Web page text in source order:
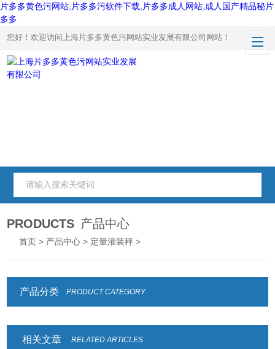
片多多黄色污网站,片多多污软件下载,片多多成人网站,成人国产精品秘片
多多
您好！欢迎访问上海片多多黄色污网站实业发展有限公司网站！
PRODUCTS 产品中心
首页 > 产品中心 > 定量灌装秤 >
产品分类 PRODUCT CATEGORY
相关文章 RELATED ARTICLES